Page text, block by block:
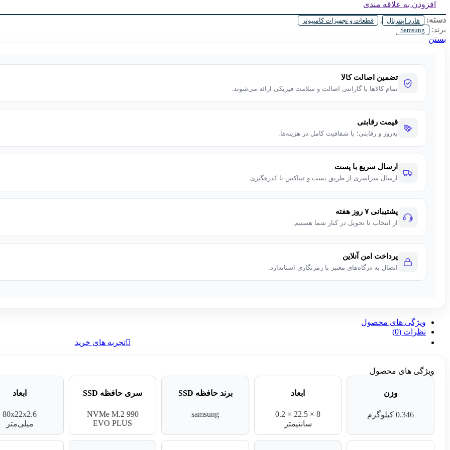
افزودن به علاقه مندی
دسته:
هارد اینترنال , قطعات و تجهیزات کامپیوتر
برند: Samsung
بستن
تضمین اصالت کالا
تمام کالاها با گارانتی اصالت و سلامت فیزیکی ارائه می‌شوند.
قیمت رقابتی
به‌روز و رقابتی؛ با شفافیت کامل در هزینه‌ها.
ارسال سریع با پست
ارسال سراسری از طریق پست و تیپاکس با کدرهگیری.
پشتیبانی ۷ روز هفته
از انتخاب تا تحویل در کنار شما هستیم.
پرداخت امن آنلاین
اتصال به درگاه‌های معتبر با رمزنگاری استاندارد.
ویژگی های محصول
نظرات (0)
تجربه های خرید
ویژگی های محصول
وزن
0.346 کیلوگرم
ابعاد
8 × 22.5 × 0.2
سانتیمتر
برند حافظه SSD
samsung
سری حافظه SSD
NVMe M.2 990
EVO PLUS
ابعاد
80x22x2.6
میلی‌متر